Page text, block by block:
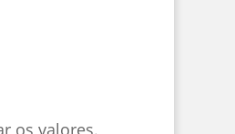
os valores.